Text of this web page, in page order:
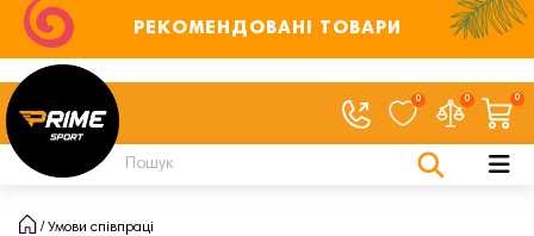
РЕКОМЕНДОВАНІ ТОВАРИ
0 0 0
Умови співпраці